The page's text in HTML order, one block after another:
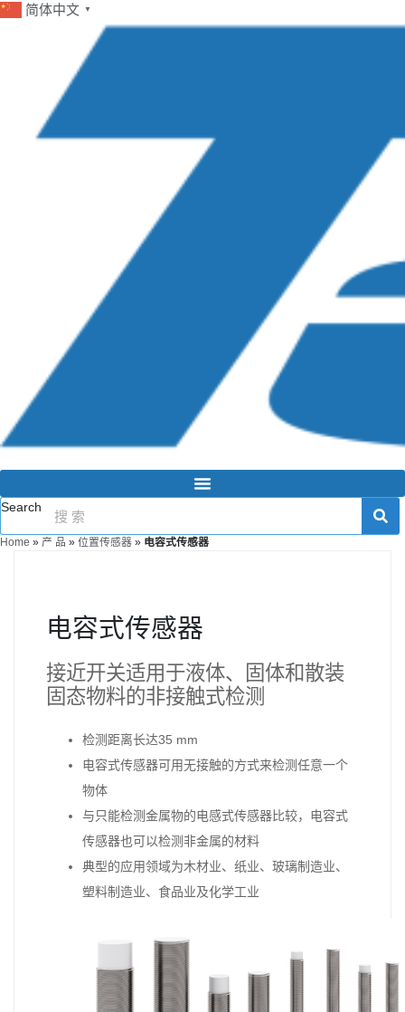
简体中文 ▼
Search
Home » 产 品 » 位置传感器 » 电容式传感器
电容式传感器
接近开关适用于液体、固体和散装
固态物料的非接触式检测
检测距离长达35 mm
电容式传感器可用无接触的方式来检测任意一个
物体
与只能检测金属物的电感式传感器比较，电容式
传感器也可以检测非金属的材料
典型的应用领域为木材业、纸业、玻璃制造业、
塑料制造业、食品业及化学工业